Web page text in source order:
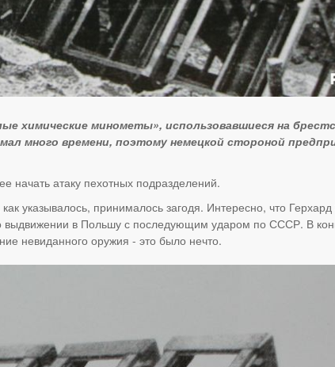
химические минометы», использовавшиеся на
много времени, поэтому немецкой стороной
начать атаку пехотных подразделений.
указывалось, принималось загодя. Интересно, что Герхард
выдвижении в Польшу с последующим ударом по СССР. В
невиданного оружия - это было нечто.